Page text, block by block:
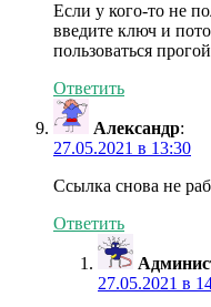
Если у кого-то не
введите ключ и
пользоваться прогой
Ответить
Александр:
27.05.2021 в 13:30
Ссылка снова не
Ответить
27.05.2021 в